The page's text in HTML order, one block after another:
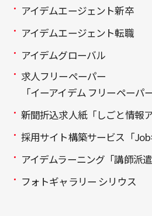
アイデムエージェント新卒
アイデムエージェント転職
アイデムグローバル
求人フリーペーパー
「イーアイデム フリーペーパ
新聞折込求人紙「しごと情報ア
採用サイト構築サービス「Job
アイデムラーニング「講師派遣
フォトギャラリー シリウス